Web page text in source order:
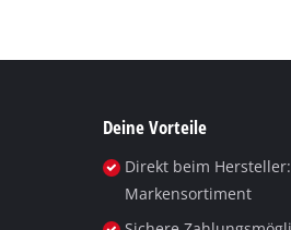
Deine Vorteile
Direkt beim
Markensortiment